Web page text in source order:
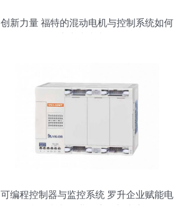
创新力量 福特的混动电机与控制系统如何
可编程控制器与监控系统 罗升企业赋能电